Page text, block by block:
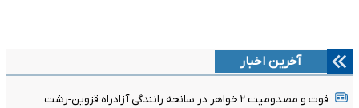
آخرین اخبار
فوت و مصدومیت ۲ خواهر در سانحه رانندگی آزادراه قزوین-رشت